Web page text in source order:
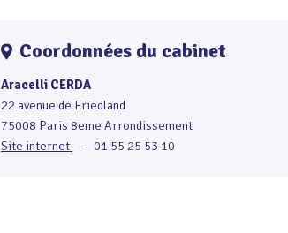
Coordonnées du cabinet
Aracelli CERDA
22 avenue de Friedland
75008 Paris 8eme Arrondissement
Site internet
- 01 55 25 53 10